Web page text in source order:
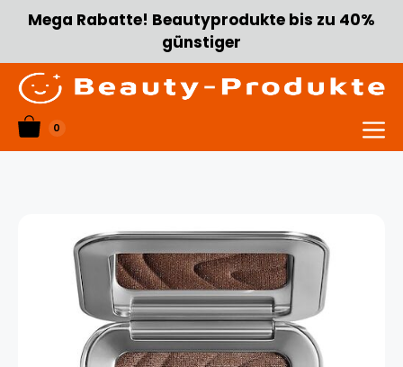
Zum
Inhalt
Mega Rabatte! Beautyprodukte bis zu 40%
günstiger
0
Menü